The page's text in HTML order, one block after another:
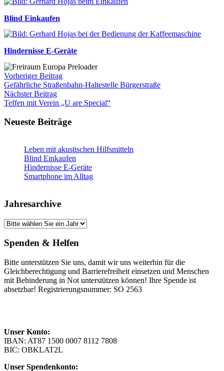
Blind Einkaufen
Hindernisse E-Geräte
Vorheriger Beitrag
Gefährliche Straßenbahn-Haltestelle Bürgerstraße
Nächster Beitrag
Teffen mit Verein „U are Special“
Neueste Beiträge
Leben mit akustischen Hilfsmitteln
Blind Einkaufen
Hindernisse E-Geräte
Smartphone im Alltag
Jahresarchive
Spenden & Helfen
Bitte unterstützen Sie uns, damit wir uns weiterhin für die
Gleichberechtigung und Barrierefreiheit einsetzen und Menschen
mit Behinderung in Not unterstützen können! Ihre Spende ist
absetzbar! Registrierungsnummer: SO 2563
Unser Konto:
IBAN: AT87 1500 0007 8112 7808
BIC: OBKLAT2L
Unser Spendenkonto: